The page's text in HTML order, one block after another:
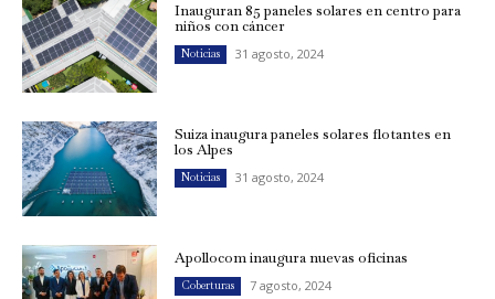
Inauguran 85 paneles solares en centro para
niños con cáncer
Noticias 31 agosto, 2024
Suiza inaugura paneles solares flotantes en
los Alpes
Noticias 31 agosto, 2024
Apollocom inaugura nuevas oficinas
Coberturas 7 agosto, 2024